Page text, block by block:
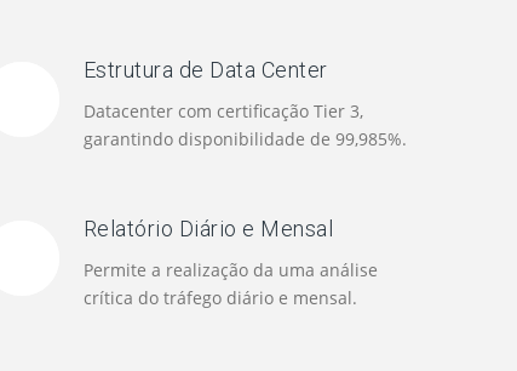
Estrutura de Data Center
Datacenter com certificação Tier 3,
garantindo disponibilidade de 99,985%.
Relatório Diário e Mensal
Permite a realização da uma análise
crítica do tráfego diário e mensal.